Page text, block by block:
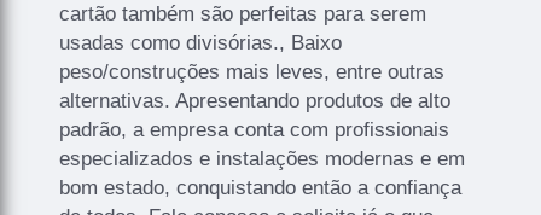
cartão também são perfeitas para serem
usadas como divisórias., Baixo
peso/construções mais leves, entre outras
alternativas. Apresentando produtos de alto
padrão, a empresa conta com profissionais
especializados e instalações modernas e em
bom estado, conquistando então a confiança